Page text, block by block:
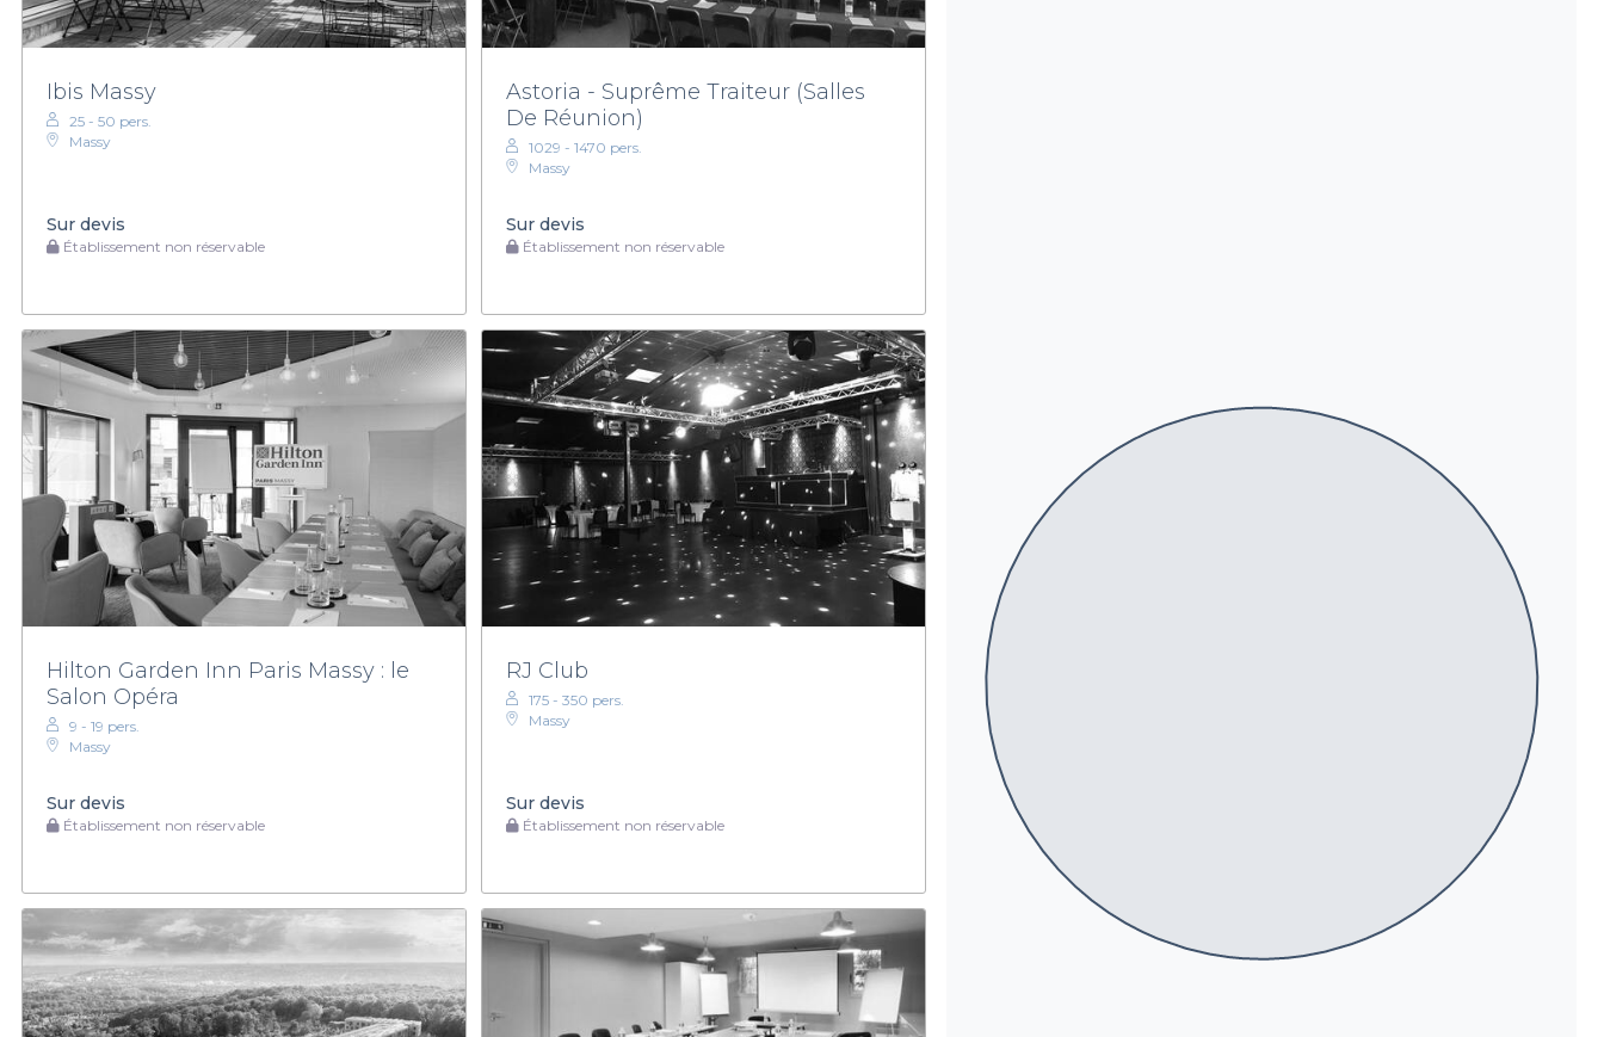
Ibis Massy
25 - 50 pers.
Massy
Sur devis
Établissement non réservable
Astoria - Suprême Traiteur (Salles
De Réunion)
1029 - 1470 pers.
Massy
Sur devis
Établissement non réservable
Hilton Garden Inn Paris Massy : le
Salon Opéra
9 - 19 pers.
Massy
Sur devis
Établissement non réservable
RJ Club
175 - 350 pers.
Massy
Sur devis
Établissement non réservable